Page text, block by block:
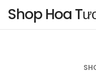
Shop Hoa